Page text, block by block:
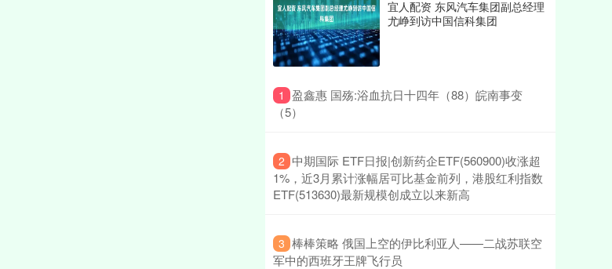
宜人配资 东风汽车集团副总经理
尤峥到访中国信科集团
1 ​盈鑫惠 国殇:浴血抗日十四年（88）皖南事变
（5）
2 ​中期国际 ETF日报|创新药企ETF(560900)收涨超
1%，近3月累计涨幅居可比基金前列，港股红利指数
ETF(513630)最新规模创成立以来新高
3 ​棒棒策略 俄国上空的伊比利亚人——二战苏联空
军中的西班牙王牌飞行员